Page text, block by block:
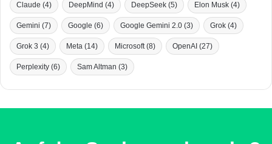
Claude (4) DeepMind (4) DeepSeek (5) Elon Musk (4)
Gemini (7) Google (6) Google Gemini 2.0 (3) Grok (4)
Grok 3 (4) Meta (14) Microsoft(8) OpenAI (27)
Perplexity (6) Sam Altman (3)